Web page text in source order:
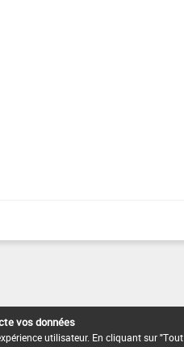
vos données
utilisateur. En cliquant sur